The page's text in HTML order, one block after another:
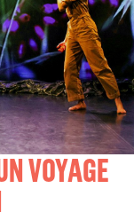
VOYAGE